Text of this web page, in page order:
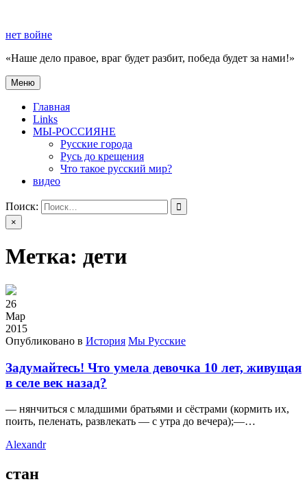
содержимому
нет войне
«Наше дело правое, враг будет разбит, победа будет за нами!»
нет войне
«Наше дело правое, враг будет разбит, победа будет за нами!»
Меню
Главная
Links
МЫ-РОССИЯНЕ
Русские города
Русь до крещения
Что такое русский мир?
видео
Поиск:
×
Метка: дети
26
Мар
2015
Опубликовано в История Мы Русские
Задумайтесь! Что умела девочка 10 лет, живущая
в селе век назад?
— нянчиться с младшими братьями и сёстрами (кормить их,
поить, пеленать, развлекать — с утра до вечера);—…
Alexandr
стан